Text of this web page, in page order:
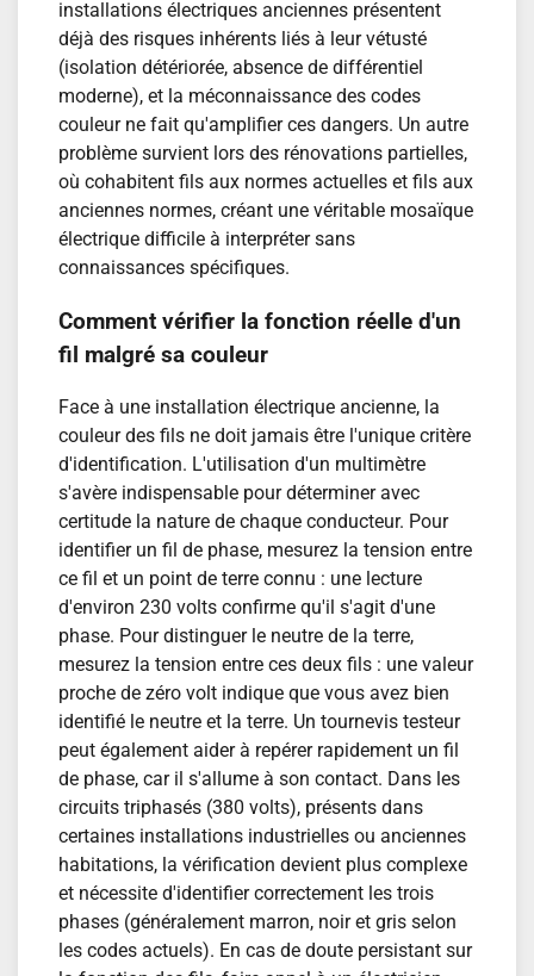
installations électriques anciennes présentent
déjà des risques inhérents liés à leur vétusté
(isolation détériorée, absence de différentiel
moderne), et la méconnaissance des codes
couleur ne fait qu'amplifier ces dangers. Un autre
problème survient lors des rénovations partielles,
où cohabitent fils aux normes actuelles et fils aux
anciennes normes, créant une véritable mosaïque
électrique difficile à interpréter sans
connaissances spécifiques.
Comment vérifier la fonction réelle d'un
fil malgré sa couleur
Face à une installation électrique ancienne, la
couleur des fils ne doit jamais être l'unique critère
d'identification. L'utilisation d'un multimètre
s'avère indispensable pour déterminer avec
certitude la nature de chaque conducteur. Pour
identifier un fil de phase, mesurez la tension entre
ce fil et un point de terre connu : une lecture
d'environ 230 volts confirme qu'il s'agit d'une
phase. Pour distinguer le neutre de la terre,
mesurez la tension entre ces deux fils : une valeur
proche de zéro volt indique que vous avez bien
identifié le neutre et la terre. Un tournevis testeur
peut également aider à repérer rapidement un fil
de phase, car il s'allume à son contact. Dans les
circuits triphasés (380 volts), présents dans
certaines installations industrielles ou anciennes
habitations, la vérification devient plus complexe
et nécessite d'identifier correctement les trois
phases (généralement marron, noir et gris selon
les codes actuels). En cas de doute persistant sur